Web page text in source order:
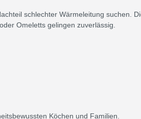
schlechter Wärmeleitung suchen.
Omeletts gelingen zuverlässig.
Köchen und Familien.